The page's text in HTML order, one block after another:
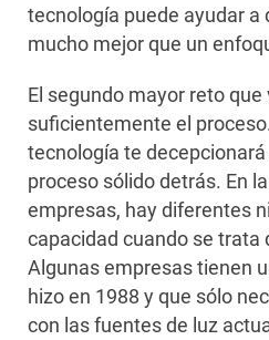
tecnología puede ayudar a
mucho mejor que un
El segundo mayor reto
suficientemente el
tecnología te
proceso sólido detrás. En
empresas, hay diferentes
capacidad cuando se trata
Algunas empresas tienen
hizo en 1988 y que sólo
con las fuentes de luz